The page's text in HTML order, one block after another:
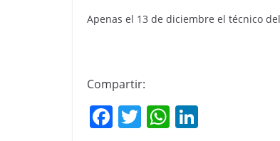
Apenas el 13 de diciembre el técnico
Compartir:
F T W